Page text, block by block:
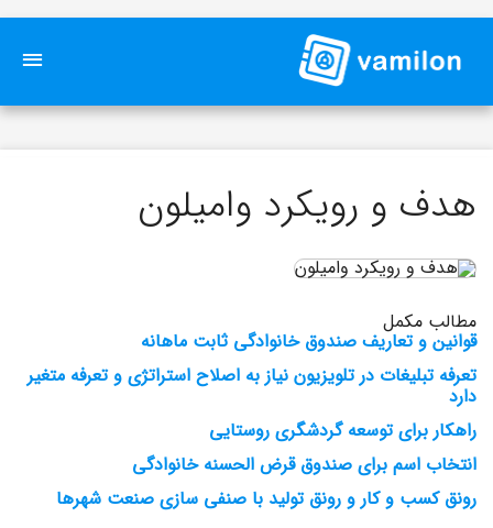
هدف و رویکرد وامیلون
مطالب مکمل
قوانین و تعاریف صندوق خانوادگی ثابت ماهانه
تعرفه تبلیغات در تلویزیون نیاز به اصلاح استراتژی و تعرفه متغیر
دارد
راهکار برای توسعه گردشگری روستایی
انتخاب اسم برای صندوق قرض الحسنه خانوادگی
رونق کسب و کار و رونق تولید با صنفی سازی صنعت شهرها